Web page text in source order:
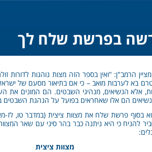
בפרשת שלח לך
הרמב"ן: "ואין בספר הזה מצות נוהגות לדורות
וטרם בא לערבות מואב – כי אם בתיאור מסעם של
אלא הנשיאים, מנהיגי השבטים. הם המונים
הם אלו שאחראים בפועל על הנהגת
בסוף פרשת שלח את מצוות ציצית (במדבר טו, לז-
להניח כי היא ניתנה כבר בהר סיני עם שאר
מצוות ציצית